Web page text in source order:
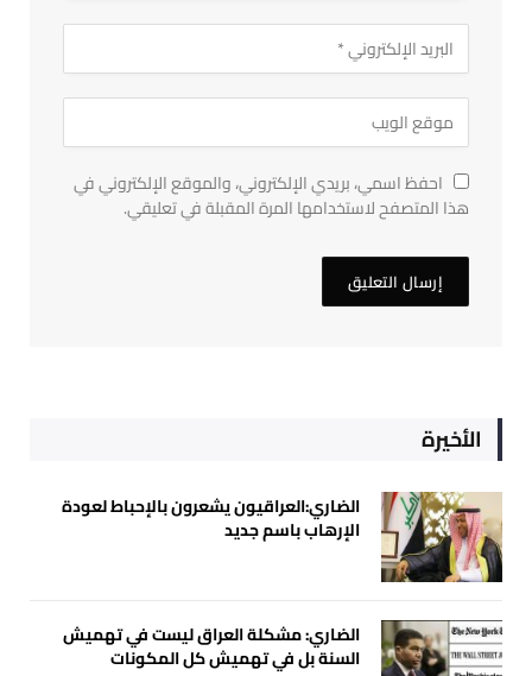
احفظ اسمي، بريدي الإلكتروني، والموقع الإلكتروني في
هذا المتصفح لاستخدامها المرة المقبلة في تعليقي.
الأخيرة
الضاري:العراقيون يشعرون بالإحباط لعودة
الإرهاب باسم جديد
الضاري: مشكلة العراق ليست في تهميش
السنة بل في تهميش كل المكونات